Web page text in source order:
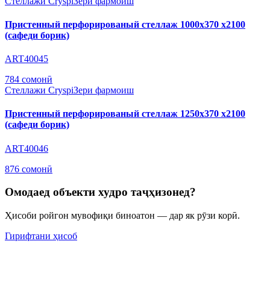
Пристенный перфорированый стеллаж 1000х370 х2100
(сафеди борик)
ART40045
784 сомонӣ
Стеллажи CryspiЗери фармоиш
Пристенный перфорированый стеллаж 1250х370 х2100
(сафеди борик)
ART40046
876 сомонӣ
Омодаед объекти худро таҷҳизонед?
Ҳисоби ройгон мувофиқи биноатон — дар як рӯзи корӣ.
Гирифтани ҳисоб